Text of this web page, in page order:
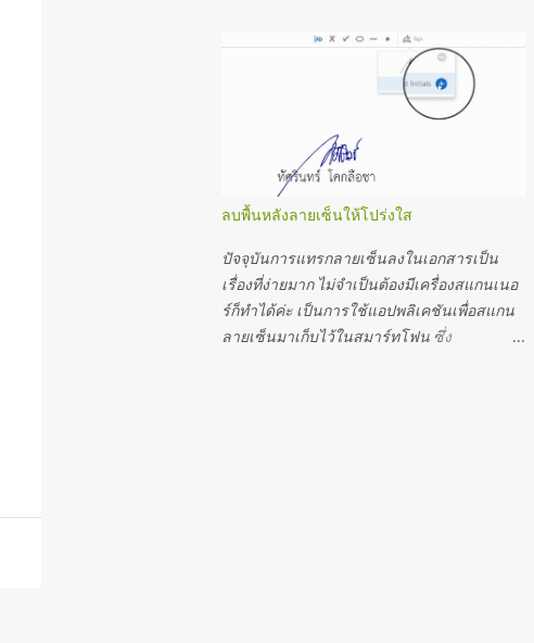
while installing system components for KTB
https://www.tassarin2u.com/2022/04/error
-occurred-while-installing-system.html แก้
จาก เว็บไซต์ https://www.slidescarnival.com
จะได้สไลด์หลายสไลด์ ออกแบบมาให้เราแทรก
กราฟ แทรกหัวข้อหลัก หัวข้อย่อย หลากหลาย
สะดวกต่อการปรับใช้มากค่ะ ตัวอย่างสไลด์ตาม
ภาพต่อไปนี้ สำหรับคนที่ชอบเทมเพลต แล้ว
แก้ไขเพื่อจะทำการ์ด หรือทำข้อความสวยๆ น่า
อ่าน เมื่อแก้ไขแล้วสามารถบันทึกหน้าสไลด์
นี้ขอนำเสนอ 2 วิธีง่ายๆ ค่ะ 1. บันทึกจาก
PowerPoint เป็น JPG 2 . บันทึก จาก
PowerPoint เป็น pdf แล้วเปิดไฟล์ pdf ด้วย
Photoshop เพื่อบันทึกเป็น JPG ที่คมชัดกว่า วิธี
ลบพื้นหลังลายเซ็นให้โปร่งใส
ปัจจุบันการแทรกลายเซ็นลงในเอกสารเป็น
เรื่องที่ง่ายมาก ไม่จำเป็นต้องมีเครื่องสแกนเนอ
ร์ก็ทำได้ค่ะ เป็นการใช้แอปพลิเคชันเพื่อสแกน
ลายเซ็นมาเก็บไว้ในสมาร์ทโฟน ซึ่ง